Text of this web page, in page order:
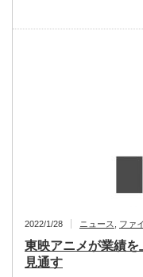
2022/1/28 ニュース ファ
東映アニメが業績を
見通す